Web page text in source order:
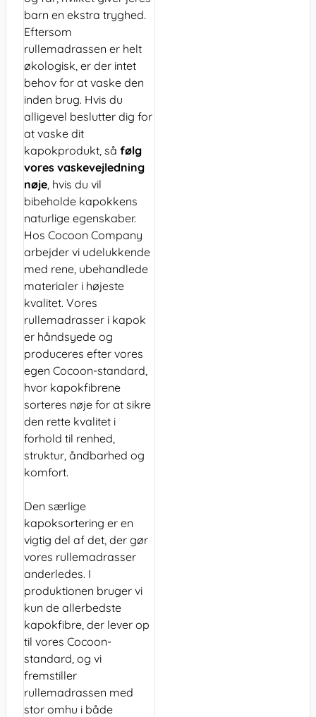
barn en ekstra tryghed.
Eftersom
rullemadrassen er helt
økologisk, er der intet
behov for at vaske den
inden brug. Hvis du
alligevel beslutter dig for
at vaske dit
kapokprodukt, så følg
vores vaskevejledning
nøje, hvis du vil
bibeholde kapokkens
naturlige egenskaber.
Hos Cocoon Company
arbejder vi udelukkende
med rene, ubehandlede
materialer i højeste
kvalitet. Vores
rullemadrasser i kapok
er håndsyede og
produceres efter vores
egen Cocoon-standard,
hvor kapokfibrene
sorteres nøje for at sikre
den rette kvalitet i
forhold til renhed,
struktur, åndbarhed og
komfort.
Den særlige
kapoksortering er en
vigtig del af det, der gør
vores rullemadrasser
anderledes. I
produktionen bruger vi
kun de allerbedste
kapokfibre, der lever op
til vores Cocoon-
standard, og vi
fremstiller
rullemadrassen med
stor omhu i både